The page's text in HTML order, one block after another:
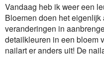
Vandaag heb ik weer een
Bloemen doen het
veranderingen in
detailkleuren in een bloem
nailart er anders uit! De